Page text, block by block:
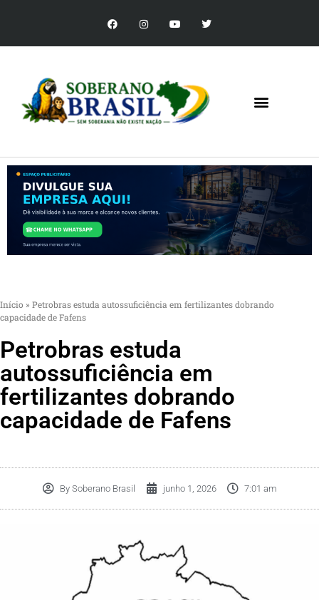
Início » Petrobras estuda autossuficiência em fertilizantes dobrando
capacidade de Fafens
Petrobras estuda
autossuficiência em
fertilizantes dobrando
capacidade de Fafens
BySoberano Brasil junho 1, 2026 7:01 am